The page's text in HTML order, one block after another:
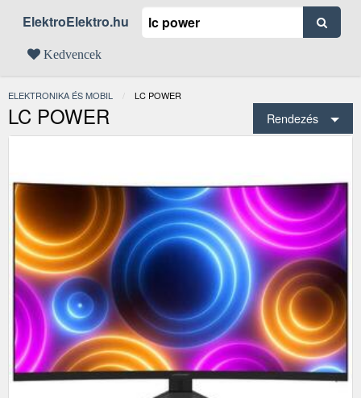
ElektroElektro.hu
Kedvencek
ELEKTRONIKA ÉS MOBIL JELENLEGI:
LC POWER
LC POWER Rendezés